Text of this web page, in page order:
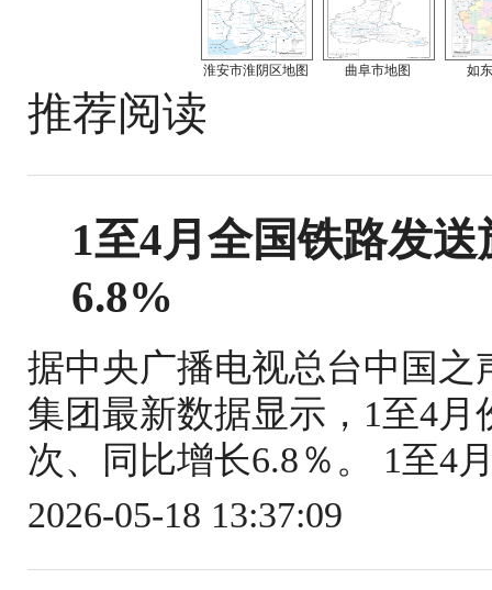
淮安市淮阴区地图 曲阜市地图 如
推荐阅读
1至4月全国铁路发
6.8%
据中央广播电视总台中国
集团最新数据显示，1至4月
次、同比增长6.8％。 1至4
2026-05-18 13:37:09